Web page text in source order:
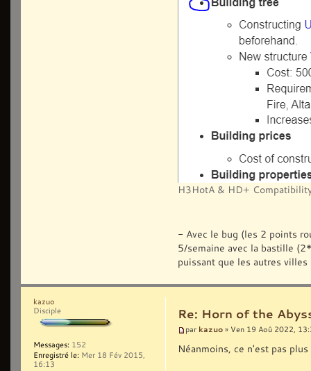
H3HotA & HD+
- Avec le bug (les 2 points
5/semaine avec la bastille
puissant que les autres
Re: Horn of the
par kazuo » Ven 19 Aoû 2022,
Néanmoins, ce n'est pas
kazuo
Disciple
Messages: 152
Enregistré le: Mer 18 Fév 2015,
16:13